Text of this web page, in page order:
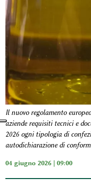
Il nuovo regolamento
aziende requisiti tecnici e
2026 ogni tipologia di
autodichiarazione di
04 giugno 2026 | 09:00